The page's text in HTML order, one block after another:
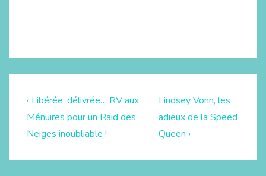
‹ Libérée, délivrée… RV aux
Ménuires pour un Raid des
Neiges inoubliable !
Lindsey Vonn, les
adieux de la Speed
Queen ›